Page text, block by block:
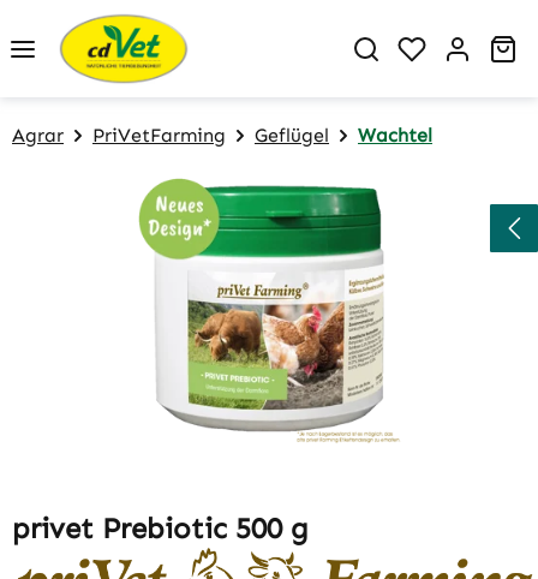
Zum Hauptinhalt springen
Du hast 0
Agrar PriVetFarming Geflügel Wachtel
Bildergalerie überspringen
privet Prebiotic 500 g